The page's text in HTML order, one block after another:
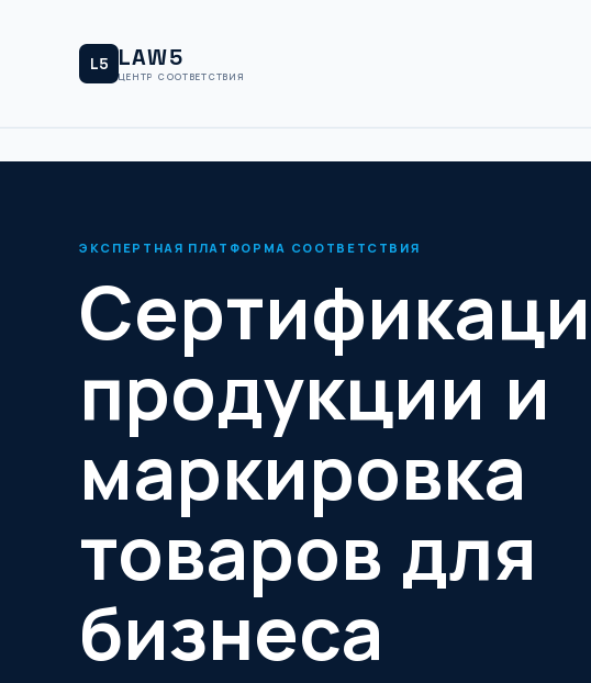
L5 LAW5
ЦЕНТР СООТВЕТСТВИЯ
ЭКСПЕРТНАЯ ПЛАТФОРМА СООТВЕТСТВИЯ
продукции и
маркировка
товаров для
бизнеса